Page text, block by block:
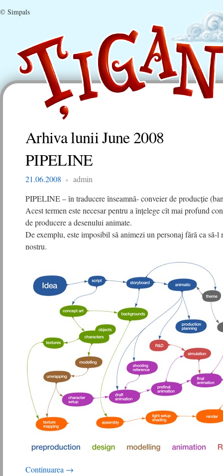
© Simpals
Arhiva luniiJune 2008
PIPELINE
21.06.2008
admin
PIPELINE – în traducere înseamnă- conveier de producţie
Acest termen este necesar pentru a înţelege cît mai profund
de producere a desenului animate.
De exemplu, este imposibil să animezi un personaj fără ca să-
nostru.
Continuarea →